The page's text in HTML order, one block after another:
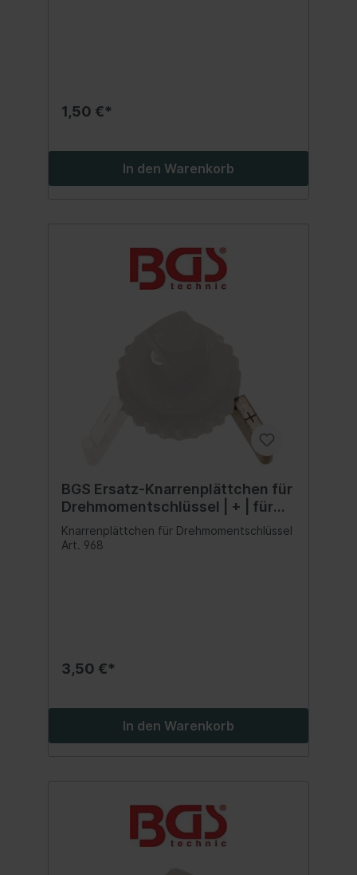
1,50 €*
In den Warenkorb
BGS Ersatz-Knarrenplättchen für
Drehmomentschlüssel | + | für
Art. 968
Knarrenplättchen für Drehmomentschlüssel
Art. 968
3,50 €*
In den Warenkorb